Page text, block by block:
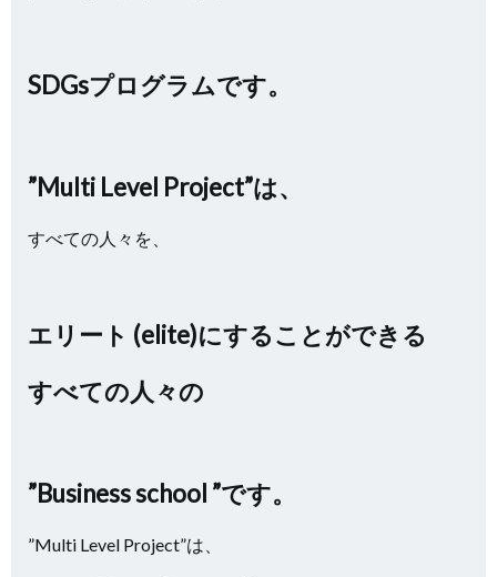
SDGsプログラムです。
”Multi Level Project”は、
すべての人々を、
エリート (elite)にすることができる
すべての人々の
”Business school ”です。
”Multi Level Project”は、